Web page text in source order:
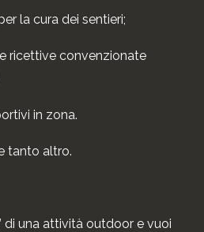
la cura dei sentieri;
ricettive convenzionate
in zona.
tanto altro.
di una attività outdoor e vuoi